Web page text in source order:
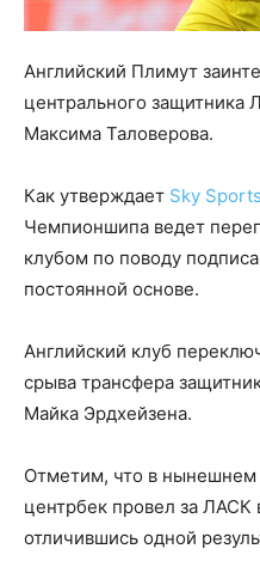
Английский Плимут
центрального защитника
Максима Таловерова.
Как утверждает Sky Sports
Чемпионшипа ведет
клубом по поводу
постоянной основе.
Английский клуб
срыва трансфера
Майка Эрдхейзена.
Отметим, что в нынешнем
центрбек провел за ЛАСК
отличившись одной